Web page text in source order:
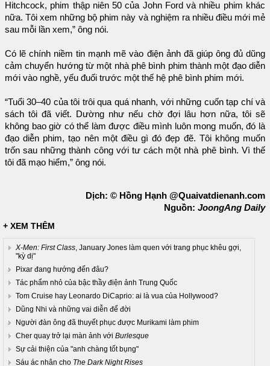
Hitchcock, phim thập niên 50 của John Ford và nhiều phim khác
nữa. Tôi xem những bộ phim này và nghiệm ra nhiều điều mới mẻ
sau mỗi lần xem,” ông nói.
Có lẽ chính niềm tin mạnh mẽ vào điện ảnh đã giúp ông đủ dũng
cảm chuyển hướng từ một nhà phê bình phim thành một đạo diễn
mới vào nghề, yếu đuối trước một thế hệ phê bình phim mới.
“Tuổi 30–40 của tôi trôi qua quá nhanh, với những cuốn tạp chí và
sách tôi đã viết. Dường như nếu chờ đợi lâu hơn nữa, tôi sẽ
không bao giờ có thể làm được điều mình luôn mong muốn, đó là
đạo diễn phim, tạo nên một điều gì đó đẹp đẽ. Tôi không muốn
trốn sau những thành công với tư cách một nhà phê bình. Vì thế
tôi đã mạo hiểm,” ông nói.
Dịch: © Hồng Hạnh @Quaivatdienanh.com
Nguồn: JoongAng Daily
+ XEM THÊM
X-Men: First Class , January Jones làm quen với trang phục khêu gợi,
"kỳ dị"
Pixar đang hướng đến đâu?
Tác phẩm nhỏ của bậc thầy điện ảnh Trung Quốc
Tom Cruise hay Leonardo DiCaprio: ai là vua của Hollywood?
Dũng Nhi và những vai diễn để đời
Người đàn ông đã thuyết phục được Murikami làm phim
Cher quay trở lại màn ảnh với Burlesque
Sự cải thiện của "anh chàng tốt bụng"
Sáu ác nhân cho The Dark Night Rises